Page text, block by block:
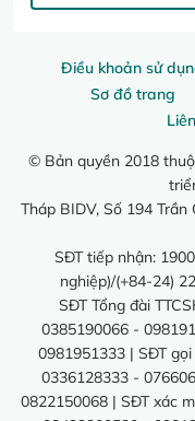
Điều khoản sử
Sơ đồ trang
© Bản quyền 2018
Tháp BIDV, Số 194
SĐT tiếp nhận:
nghiệp)/(+84-24)
SĐT Tổng đài
0385190066 -
0981951333 | SĐT
0336128333 -
0822150068 | SĐT xác